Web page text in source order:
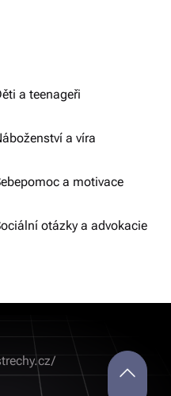
a teenageři
a víra
a motivace
otázky a advokacie